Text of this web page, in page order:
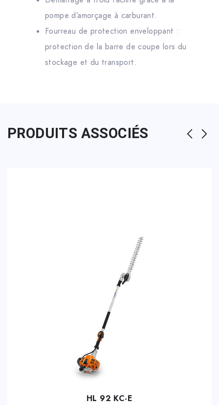
pompe d’amorçage à carburant.
Fourreau de protection enveloppant :
protection de la barre de coupe lors du
stockage et du transport.
PRODUITS ASSOCIÉS
HL 92 KC-E